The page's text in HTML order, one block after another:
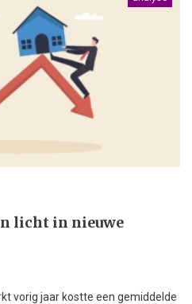
licht in nieuwe
vorig jaar kostte een gemiddelde